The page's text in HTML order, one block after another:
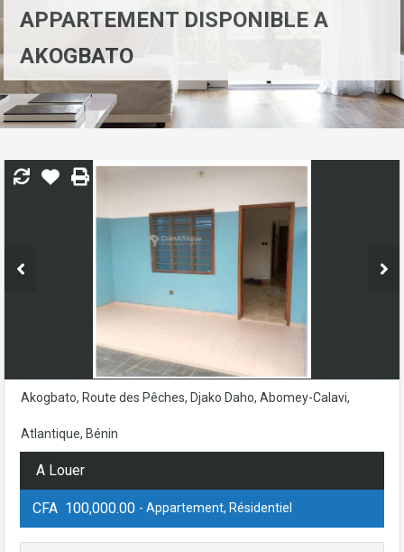
APPARTEMENT DISPONIBLE A
AKOGBATO
Akogbato, Route des Pêches, Djako Daho, Abomey-Calavi,
Atlantique, Bénin
A Louer
CFA 100,000.00 - Appartement, Résidentiel